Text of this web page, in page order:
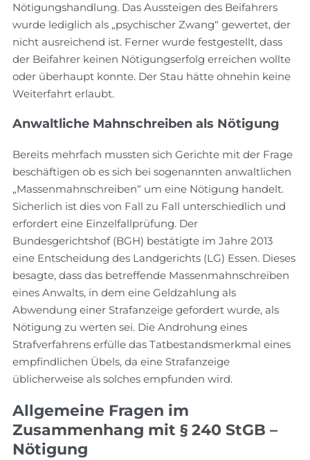
Nötigungshandlung. Das Aussteigen des Beifahrers
wurde lediglich als „psychischer Zwang“ gewertet, der
nicht ausreichend ist. Ferner wurde festgestellt, dass
der Beifahrer keinen Nötigungserfolg erreichen wollte
oder überhaupt konnte. Der Stau hätte ohnehin keine
Weiterfahrt erlaubt.
Anwaltliche Mahnschreiben als Nötigung
Bereits mehrfach mussten sich Gerichte mit der Frage
beschäftigen ob es sich bei sogenannten anwaltlichen
„Massenmahnschreiben“ um eine Nötigung handelt.
Sicherlich ist dies von Fall zu Fall unterschiedlich und
erfordert eine Einzelfallprüfung. Der
Bundesgerichtshof (BGH) bestätigte im Jahre 2013
eine Entscheidung des Landgerichts (LG) Essen. Dieses
besagte, dass das betreffende Massenmahnschreiben
eines Anwalts, in dem eine Geldzahlung als
Abwendung einer Strafanzeige gefordert wurde, als
Nötigung zu werten sei. Die Androhung eines
Strafverfahrens erfülle das Tatbestandsmerkmal eines
empfindlichen Übels, da eine Strafanzeige
üblicherweise als solches empfunden wird.
Allgemeine Fragen im
Zusammenhang mit § 240 StGB –
Nötigung